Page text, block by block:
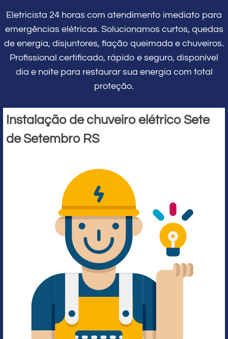
Eletricista 24 horas com atendimento imediato para
emergências elétricas. Solucionamos curtos, quedas
de energia, disjuntores, fiação queimada e chuveiros.
Profissional certificado, rápido e seguro, disponível
dia e noite para restaurar sua energia com total
proteção.
Instalação de chuveiro elétrico Sete
de Setembro RS